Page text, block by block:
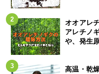
オオアレ
アレチノ
や、発生
高温・乾